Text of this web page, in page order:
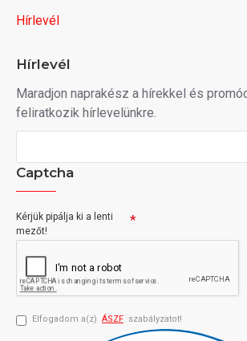
Hírlevél
Hírlevél
Maradjon naprakész a hírekkel és
feliratkozik hírlevelünkre.
Captcha
Kérjük pipálja ki a lenti
mezőt!
Elfogadom a(z) ÁSZF szabályzatot!